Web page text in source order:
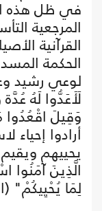
في ظل هذه
المرجعية
القرآنية
الحكمة
لوعي رشيد
لَأَعَدُّوا لَهُ
أرادوا إحياء
يحييهم
الَّذِينَ آمَنُوا
لِمَا يُحْيِيكُمْ"